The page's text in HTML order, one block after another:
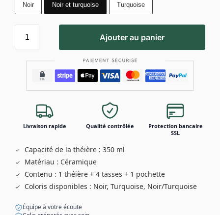
Noir Noir et turquoise Turquoise
Ajouter au panier
Livraison rapide Qualité contrôlée
Protection bancaire
SSL
Capacité de la théière : 350 ml
Matériau : Céramique
Contenu : 1 théière + 4 tasses + 1 pochette
Coloris disponibles : Noir, Turquoise, Noir/Turquoise
Équipe à votre écoute